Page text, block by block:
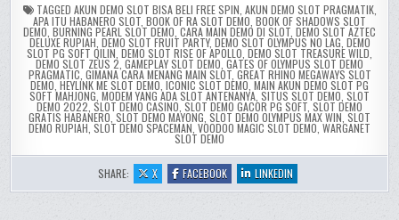
TAGGED AKUN DEMO SLOT BISA BELI FREE SPIN AKUN DEMO SLOT PRAGMATIK,
APA ITU HABANERO SLOT BOOK OF RA SLOT DEMO BOOK OF SHADOWS SLOT
DEMO BURNING PEARL SLOT DEMO CARA MAIN DEMO DI SLOT DEMO SLOT AZTEC
DELUXE RUPIAH DEMO SLOT FRUIT PARTY, DEMO SLOT OLYMPUS NO LAG DEMO
SLOT PG SOFT QILIN DEMO SLOT RISE OF APOLLO DEMO SLOT TREASURE WILD
DEMO SLOT ZEUS 2 GAMEPLAY SLOT DEMO GATES OF OLYMPUS SLOT DEMO
PRAGMATIC GIMANA CARA MENANG MAIN SLOT, GREAT RHINO MEGAWAYS SLOT
DEMO HEYLINK ME SLOT DEMO ICONIC SLOT DEMO MAIN AKUN DEMO SLOT PG
SOFT MAHJONG MODEM YANG ADA SLOT ANTENANYA SITUS SLOT DEMO SLOT
DEMO 2022 SLOT DEMO CASINO SLOT DEMO GACOR PG SOFT SLOT DEMO
GRATIS HABANERO SLOT DEMO MAYONG SLOT DEMO OLYMPUS MAX WIN SLOT
DEMO RUPIAH SLOT DEMO SPACEMAN VOODOO MAGIC SLOT DEMO WARGANET
SLOT DEMO
SHARE: X:
GIRLS
WITH
FACEBOOK:
GIRLS
WITH
LINKEDIN
GIRLS
WITH